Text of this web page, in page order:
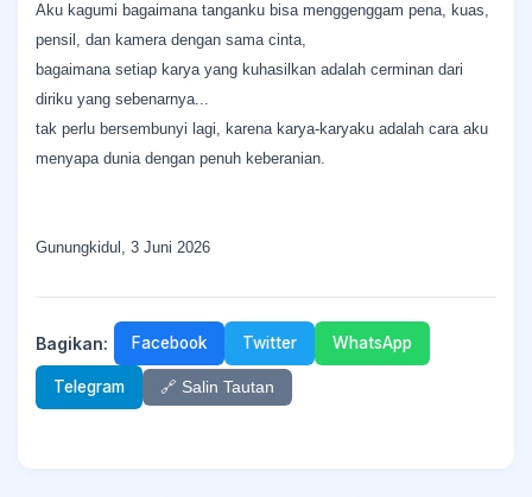
Aku kagumi bagaimana tanganku bisa menggenggam pena, kuas,
pensil, dan kamera dengan sama cinta,
bagaimana setiap karya yang kuhasilkan adalah cerminan dari
diriku yang sebenarnya...
tak perlu bersembunyi lagi, karena karya-karyaku adalah cara aku
menyapa dunia dengan penuh keberanian.
Gunungkidul, 3 Juni 2026
Bagikan: Facebook Twitter WhatsApp
Telegram 🔗 Salin Tautan